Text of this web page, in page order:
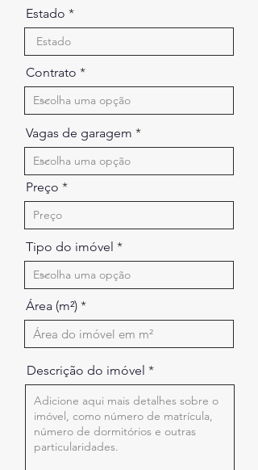
Estado
Preço
Tipo do imóvel
Vagas de garagem
Contrato
Área (m²)
Descrição do imóvel